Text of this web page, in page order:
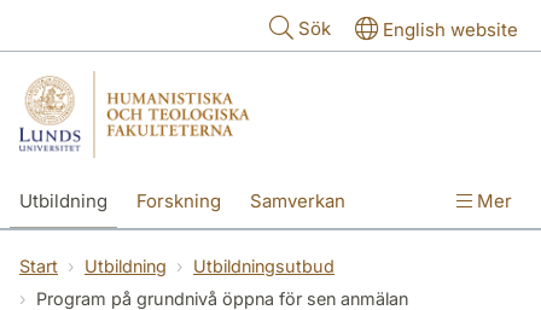
Sök English website
Utbildning Forskning Samverkan Mer
Start Utbildning
Utbildningsutbud
Program på grundnivå öppna för sen anmälan